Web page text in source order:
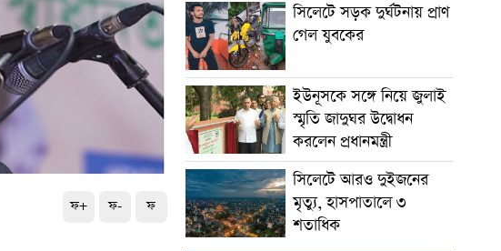
ফ+ ফ- ফ
সিলেটে সড়ক দুর্ঘটনায় প্রাণ
গেল যুবকের
ইউনূসকে সঙ্গে নিয়ে জুলাই
স্মৃতি জাদুঘর উদ্বোধন
করলেন প্রধানমন্ত্রী
সিলেটে আরও দুইজনের
মৃত্যু, হাসপাতালে ৩
শতাধিক